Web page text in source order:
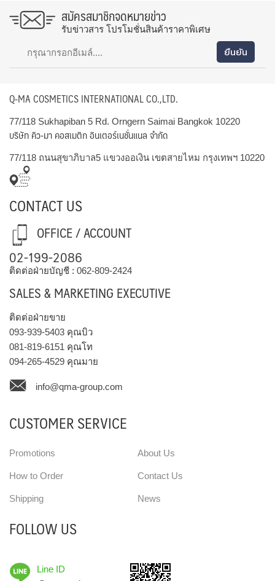
สมัครสมาชิกจดหมายข่าว
รับข่าวสาร โปรโมชั่นสินค้าราคาพิเศษ
Q-MA COSMETICS INTERNATIONAL CO.,LTD.
77/118 Sukhapiban 5 Rd. Orngern Saimai Bangkok 10220
บริษัท คิว-มา คอสเมติก อินเตอร์เนชั่นแนล จำกัด
77/118 ถนนสุขาภิบาล5 แขวงออเงิน เขตสายไหม กรุงเทพฯ 10220
CONTACT US
OFFICE / ACCOUNT
02-199-2086
ติดต่อฝ่ายบัญชี : 062-809-2424
SALES & MARKETING EXECUTIVE
ติดต่อฝ่ายขาย
093-939-5403 คุณบิว
081-819-6151 คุณโท
094-265-4529 คุณมาย
info@qma-group.com
CUSTOMER SERVICE
Promotions
How to Order
Shipping
About Us
Contact Us
News
FOLLOW US
Line ID